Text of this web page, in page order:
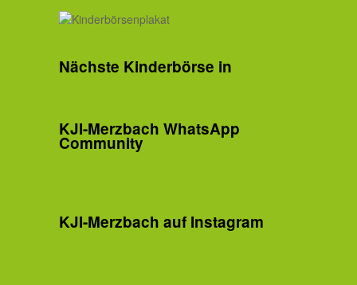
Nächste Kinderbörse in
KJI-Merzbach WhatsApp
Community
KJI-Merzbach auf Instagram